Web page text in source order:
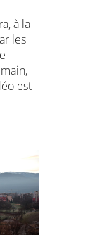
à la
les
est